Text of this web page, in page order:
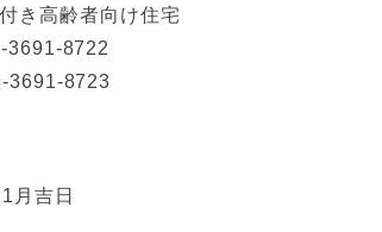
き高齢者向け住宅
3691-8722
3691-8723
月吉日